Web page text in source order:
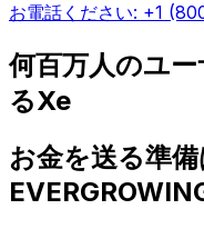
お電話ください: +1
何百万人のユ
るXe
お金を送る準備